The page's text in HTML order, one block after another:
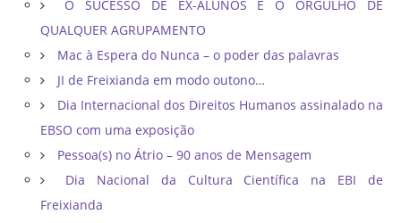
O SUCESSO DE EX-ALUNOS É O ORGULHO DE
QUALQUER AGRUPAMENTO
Mac à Espera do Nunca – o poder das palavras
JI de Freixianda em modo outono…
Dia Internacional dos Direitos Humanos assinalado na
EBSO com uma exposição
Pessoa(s) no Átrio – 90 anos de Mensagem
Dia Nacional da Cultura Científica na EBI de
Freixianda